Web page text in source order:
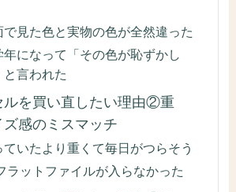
で見た色と実物の色が全然違った
年になって「その色が恥ずかし
と言われた
ルを買い直したい理由②重
ズ感のミスマッチ
ていたより重くて毎日がつらそう
ラットファイルが入らなかった